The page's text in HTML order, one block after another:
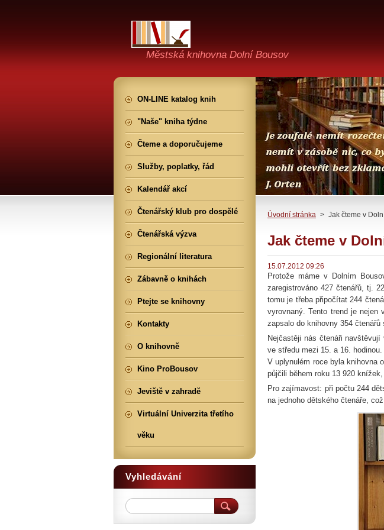
Městská knihovna Dolní Bousov
Úvodní stránka > Jak čteme v
Jak čteme v
15.07.2012 09:26
Protože máme v Dolním
zaregistrováno 427 čtenářů, tj.
tomu je třeba připočítat 244
vyrovnaný. Tento trend je
zapsalo do knihovny 354
Nejčastěji nás čtenáři
ve středu mezi 15. a 16.
V uplynulém roce byla knihovna
půjčili během roku 13 920
Pro zajímavost: při počtu 244
na jednoho dětského čtenáře,
ON-LINE katalog knih
"Naše" kniha týdne
Čteme a doporučujeme
Služby, poplatky, řád
Kalendář akcí
Čtenářský klub pro dospělé
Čtenářská výzva
Regionální literatura
Zábavně o knihách
Ptejte se knihovny
Kontakty
O knihovně
Kino ProBousov
Jeviště v zahradě
Virtuální Univerzita třetího
věku
Vyhledávání